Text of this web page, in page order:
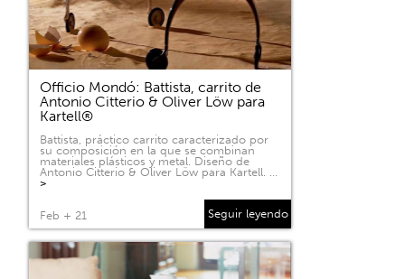
Officio Mondó: Battista, carrito de
Antonio Citterio & Oliver Löw para
Kartell®
Battista, práctico carrito caracterizado por
su composición en la que se combinan
materiales plásticos y metal. Diseño de
Antonio Citterio & Oliver Löw para Kartell. …
>
Feb + 21 Seguir leyendo